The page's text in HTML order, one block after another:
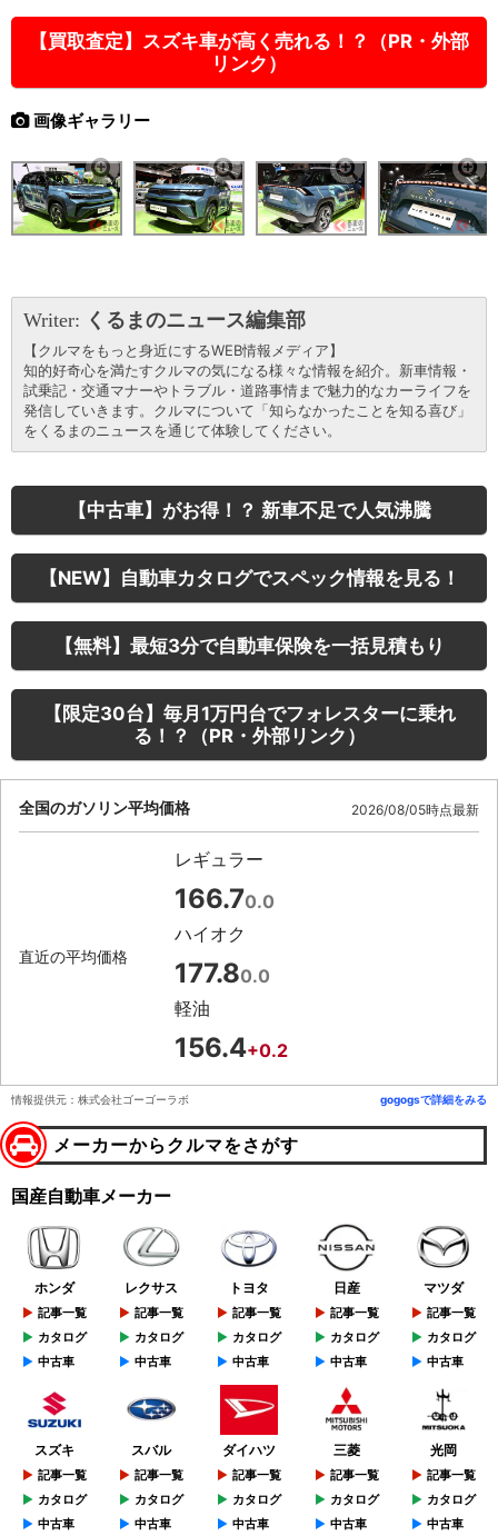
【買取査定】スズキ車が高く売れる！？（PR・外部
リンク）
画像ギャラリー
Writer: くるまのニュース編集部
【クルマをもっと身近にするWEB情報メディア】
知的好奇心を満たすクルマの気になる様々な情報を紹介。新車情報・
試乗記・交通マナーやトラブル・道路事情まで魅力的なカーライフを
発信していきます。クルマについて「知らなかったことを知る喜び」
をくるまのニュースを通じて体験してください。
【中古車】がお得！？ 新車不足で人気沸騰
【NEW】自動車カタログでスペック情報を見る！
【無料】最短3分で自動車保険を一括見積もり
【限定30台】毎月1万円台でフォレスターに乗れ
る！？（PR・外部リンク）
全国のガソリン平均価格 2026/08/05時点最新
直近の平均価格
レギュラー
166.70.0
ハイオク
177.80.0
軽油
156.4+0.2
情報提供元：株式会社ゴーゴーラボ gogogsで詳細をみる
メーカーからクルマをさがす
国産自動車メーカー
ホンダ
記事一覧
カタログ
中古車
レクサス
記事一覧
カタログ
中古車
トヨタ
記事一覧
カタログ
中古車
日産
記事一覧
カタログ
中古車
マツダ
記事一覧
カタログ
中古車
スズキ
記事一覧
カタログ
中古車
スバル
記事一覧
カタログ
中古車
ダイハツ
記事一覧
カタログ
中古車
三菱
記事一覧
カタログ
中古車
光岡
記事一覧
カタログ
中古車